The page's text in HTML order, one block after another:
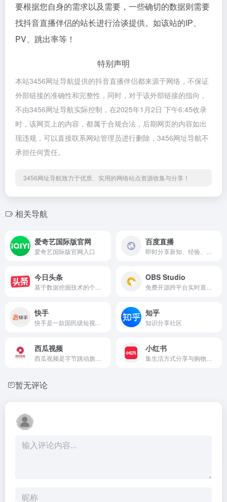
要根据您自身的需求以及需要，一些确切的数据则需要
找抖音直播伴侣的站长进行洽谈提供。如该站的IP、
PV、跳出率等！
特别声明
本站3456网址导航提供的抖音直播伴侣都来源于网络，不保证
外部链接的准确性和完整性，同时，对于该外部链接的指向，
不由3456网址导航实际控制，在2025年1月2日 下午6:45收录
时，该网页上的内容，都属于合规合法，后期网页的内容如出
现违规，可以直接联系网站管理员进行删除，3456网址导航不
承担任何责任。
3456网址导航致力于优质、实用的网络站点资源收集与分享！
相关导航
爱奇艺国际版官网
爱奇艺国际版官网入口
百度直播
今日头条 OBS Studio
快手 知乎
知识分享社区
西瓜视频 小红书
暂无评论